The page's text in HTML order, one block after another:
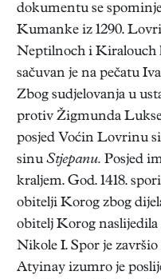
dokumentu se
Kumanke iz 1290.
Neptilnoch i
sačuvan je na pečatu
Zbog sudjelovanja u
protiv Žigmunda
posjed Voćin Lovrinu
sinu Stjepanu. Posjed
kraljem. God. 1418.
obitelji Korog zbog
obitelj Korog naslijedila
Nikole I. Spor je
Atyinay izumro je